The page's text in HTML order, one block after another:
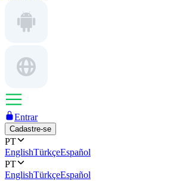
Entrar
Cadastre-se
PT
EnglishTürkçeEspañol
PT
EnglishTürkçeEspañol